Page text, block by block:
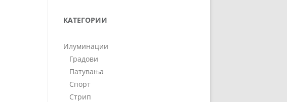
КАТЕГОРИИ
Илуминации
Градови
Патувања
Спорт
Стрип